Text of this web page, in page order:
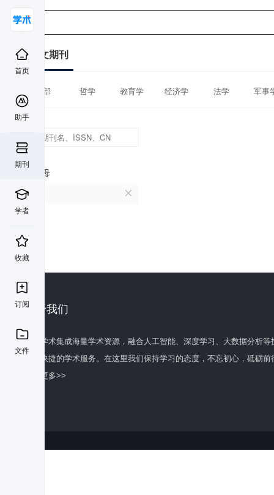
首页
助手
期刊
学者
收藏
订阅
文件
中文期刊
全部 哲学 教育学 经济学 法学 军事
首字母
Q
关于我们
百度学术集成海量学术资源，融合人工智能、深度学习、大数据分析
全面快捷的学术服务。在这里我们保持学习的态度，不忘初心，砥砺前
了解更多>>